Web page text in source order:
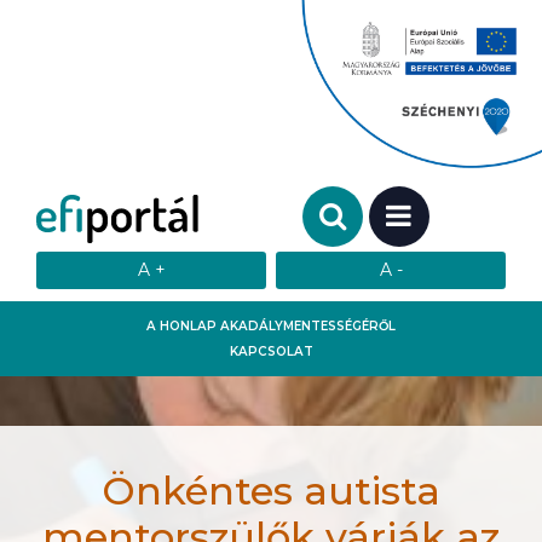
A HONLAP AKADÁLYMENTESSÉGÉRŐL
KAPCSOLAT
Keresendő szó:
MENÜ
Önkéntes autista